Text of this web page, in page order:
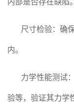
尺寸检验：确
内。
力学性能测试
验等，验证其力学